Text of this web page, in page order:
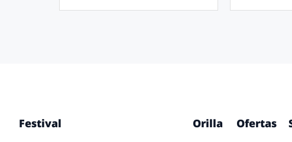
Festival
Orilla Ofertas